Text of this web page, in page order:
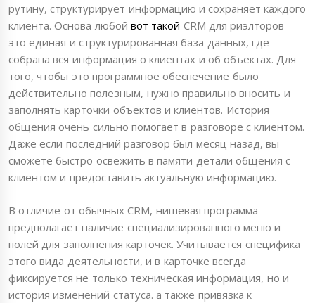
рутину, структурирует информацию и сохраняет каждого
клиента. Основа любой вот такой CRM для риэлторов –
это единая и структурированная база данных, где
собрана вся информация о клиентах и об объектах. Для
того, чтобы это программное обеспечение было
действительно полезным, нужно правильно вносить и
заполнять карточки объектов и клиентов. История
общения очень сильно помогает в разговоре с клиентом.
Даже если последний разговор был месяц назад, вы
сможете быстро освежить в памяти детали общения с
клиентом и предоставить актуальную информацию.
В отличие от обычных CRM, нишевая программа
предполагает наличие специализированного меню и
полей для заполнения карточек. Учитывается специфика
этого вида деятельности, и в карточке всегда
фиксируется не только техническая информация, но и
история изменений статуса. а также привязка к